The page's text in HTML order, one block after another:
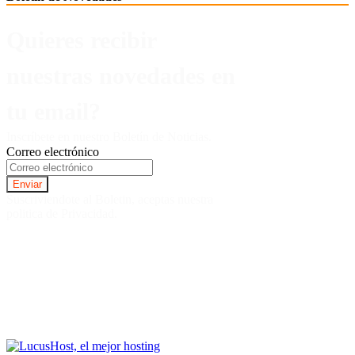
Correo electrónico